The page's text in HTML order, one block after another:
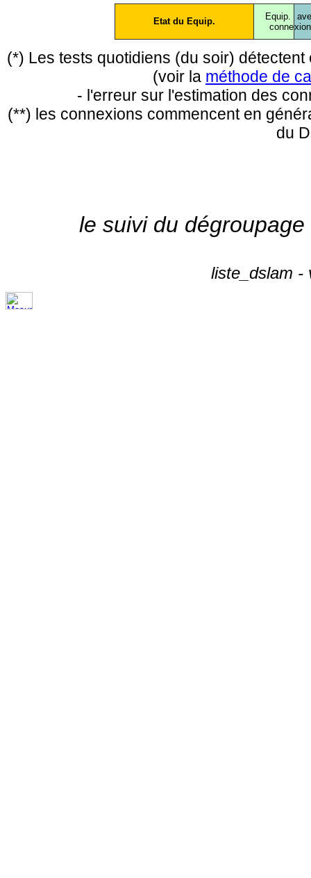
Etat du Equip.
Equip.
conne
(*) Les tests quotidiens (du soir)
(voir la méthode de
- l'erreur sur l'estimation des
(**) les connexions commencent en
du
le suivi du
liste_dslam -